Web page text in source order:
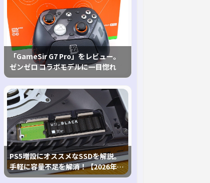
「GameSir G7 Pro」をレビュー。
ゼンゼロ コラボモデルに一目惚れ
PS5増設にオススメなSSDを解説。
手軽に容量不足を解消！【2026年最
新、PS5 Proにも対応】